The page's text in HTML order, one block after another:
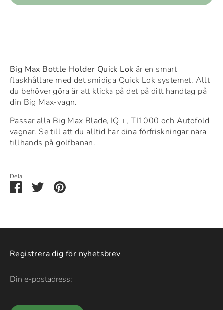
Big Max Bottle Holder Quick Lok är en smart
flaskhållare med det smidiga Quick Lok systemet. Allt
du behöver göra är att klicka på det på ditt handtag på
din Big Max-vagn.
Passar alla Big Max Blade, IQ +, TI1000 och Autofold
vagnar. Se till att du alltid har dina förfriskningar nära
tillhands på golfbanan.
Dela
Dela Dela Pin
Registrera dig för nyhetsbrev
Din e-postadress: